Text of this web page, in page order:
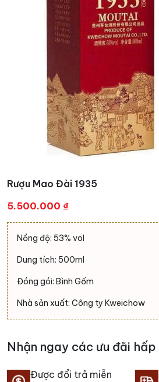
Rượu Mao Đài 1935
5.500.000 ₫
Nồng độ: 53% vol
Dung tích: 500ml
Đóng gói: Bình Gốm
Nhà sản xuất: Công ty Kweichow
Nhận ngay các ưu đãi hấp
Được đổi trả miễn